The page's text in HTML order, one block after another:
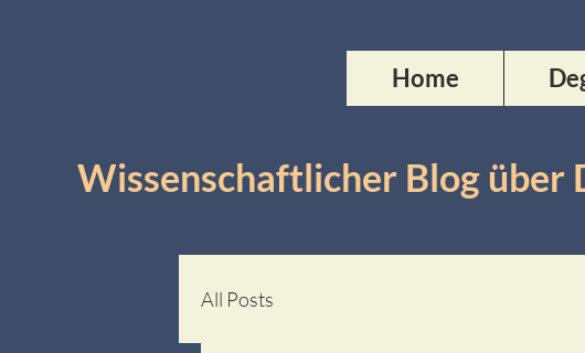
Home
Wissenschaftlicher Blog über
All Posts